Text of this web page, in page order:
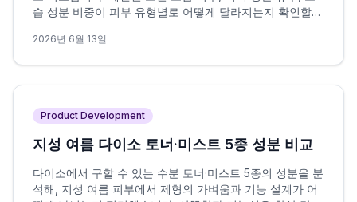
습 성분 비중이 피부 유형별로 어떻게 달라지는지 확인할
2026년 6월 13일
Product Development
지성 여름 다이소 토너·미스트 5종 성분 비교
다이소에서 구할 수 있는 수분 토너·미스트 5종의 성분을 분
석해, 지성 여름 피부에서 제형의 가벼움과 기능 설계가 어